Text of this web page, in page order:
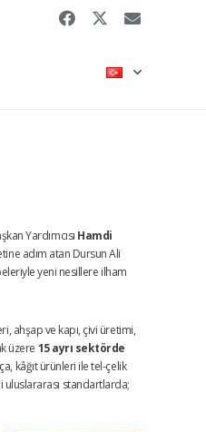
Yardımcısı Hamdi
adım atan Dursun Ali
yeni nesillere ilham
ahşap ve kapı, çivi üretimi,
üzere 15 ayrı sektörde
kâğıt ürünleri ile tel-çelik
uluslararası standartlarda;